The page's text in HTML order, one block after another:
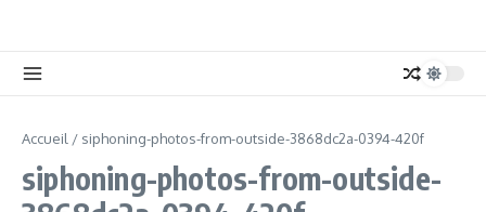
Accueil / siphoning-photos-from-outside-3868dc2a-0394-420f
siphoning-photos-from-outside-